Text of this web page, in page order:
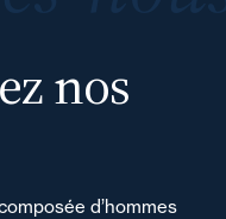
nos
d’hommes